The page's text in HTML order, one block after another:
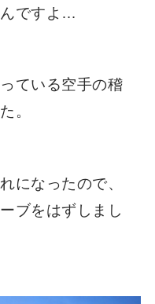
ですよ…
ている空手の稽
。
になったので、
ブをはずしまし